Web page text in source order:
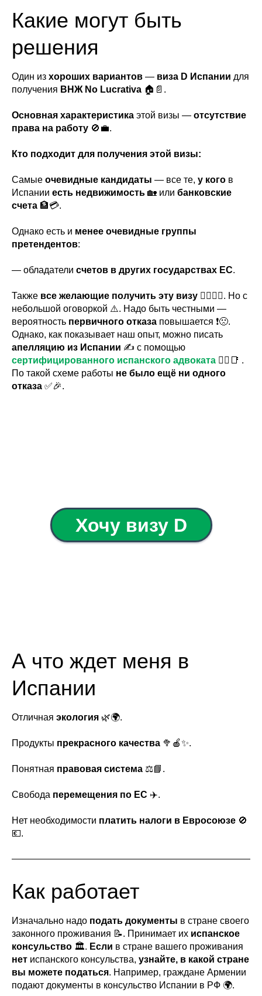
Какие могут быть
решения
Один из хороших вариантов — виза D Испании для
получения ВНЖ No Lucrativa 🏠📄.
Основная характеристика этой визы — отсутствие
права на работу 🚫💼.
Кто подходит для получения этой визы:
Самые очевидные кандидаты — все те, у кого в
Испании есть недвижимость 🏡 или банковские
счета 🏦💳.
Однако есть и менее очевидные группы
претендентов:
— обладатели счетов в других государствах ЕС.
Также все желающие получить эту визу 🙋‍♂️🙋‍♀️. Но с
небольшой оговоркой ⚠️. Надо быть честными —
вероятность первичного отказа повышается ❗️🙁.
Однако, как показывает наш опыт, можно писать
апелляцию из Испании ✍️ с помощью
сертифицированного испанского адвоката 👨‍⚖️📑 .
По такой схеме работы не было ещё ни одного
отказа ✅🎉.
Хочу визу D
А что ждет меня в
Испании
Отличная экология 🌿🌍.
Продукты прекрасного качества 🥦🍎✨.
Понятная правовая система ⚖️📘.
Свобода перемещения по ЕС ✈️.
Нет необходимости платить налоги в Евросоюзе 🚫
💶.
Как работает
Изначально надо подать документы в стране своего
законного проживания 📝. Принимает их испанское
консульство 🏛️. Если в стране вашего проживания
нет испанского консульства, узнайте, в какой стране
вы можете податься. Например, граждане Армении
подают документы в консульство Испании в РФ 🌍.